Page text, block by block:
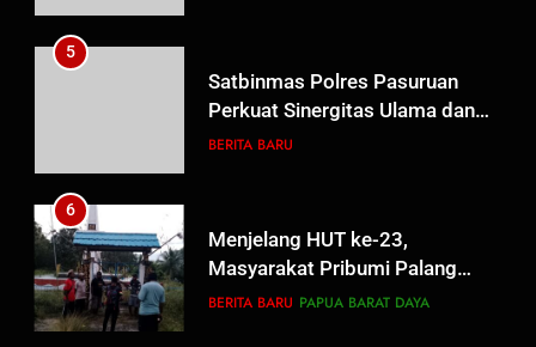
5
Satbinmas Polres Pasuruan
Perkuat Sinergitas Ulama dan
Umara Melalui Program Rabu
BERITA BARU
6
Menjelang HUT ke-23,
Masyarakat Pribumi Palang
Tugu Sejarah Trikora
BERITA BARU PAPUA BARAT DAYA